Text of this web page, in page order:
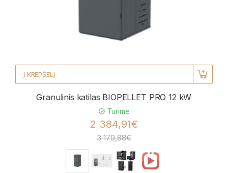
Į KREPŠELĮ
Granulinis katilas BIOPELLET PRO 12 kW
Turime
2 384,91€
3 179,88€